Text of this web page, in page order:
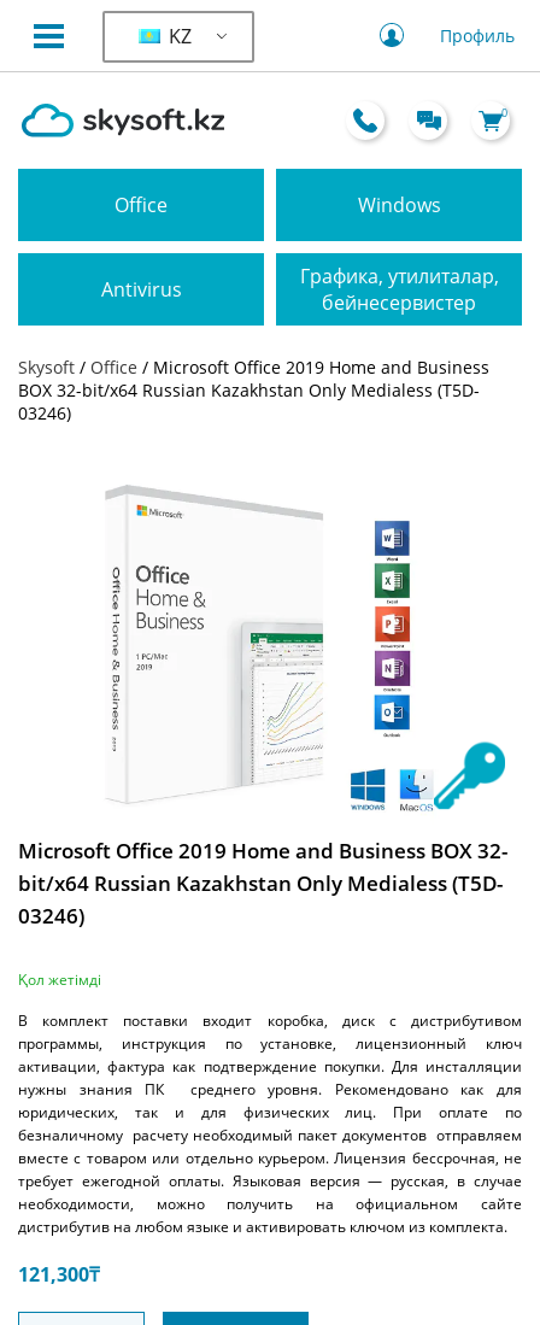
KZ Профиль
0
Office Windows
Antivirus
Графика, утилиталар,
бейнесервистер
Skysoft / Office / Microsoft Office 2019 Home and Business
BOX 32-bit/x64 Russian Kazakhstan Only Medialess (T5D-
03246)
Microsoft Office 2019 Home and Business BOX 32-
bit/x64 Russian Kazakhstan Only Medialess (T5D-
03246)
Қол жетімді
В комплект поставки входит коробка, диск с дистрибутивом
программы, инструкция по установке, лицензионный ключ
активации, фактура как подтверждение покупки. Для инсталляции
нужны знания ПК среднего уровня. Рекомендовано как для
юридических, так и для физических лиц. При оплате по
безналичному расчету необходимый пакет документов отправляем
вместе с товаром или отдельно курьером. Лицензия бессрочная, не
требует ежегодной оплаты. Языковая версия — русская, в случае
необходимости, можно получить на официальном сайте
дистрибутив на любом языке и активировать ключом из комплекта.
121,300₸